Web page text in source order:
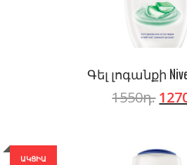
Գել լոգանքի
1550դ.
ԱԿՑԻԱ